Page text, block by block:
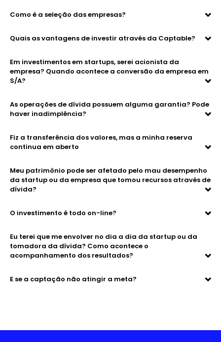
Como é a seleção das empresas?
Quais as vantagens de investir através da Captable?
Em investimentos em startups, serei acionista da
empresa? Quando acontece a conversão da empresa em
S/A?
As operações de dívida possuem alguma garantia? Pode
haver inadimplência?
Fiz a transferência dos valores, mas a minha reserva
continua em aberto
Meu patrimônio pode ser afetado pelo mau desempenho
da startup ou da empresa que tomou recursos através de
dívida?
O investimento é todo on-line?
Eu terei que me envolver no dia a dia da startup ou da
tomadora da dívida? Como acontece o
acompanhamento dos resultados?
E se a captação não atingir a meta?